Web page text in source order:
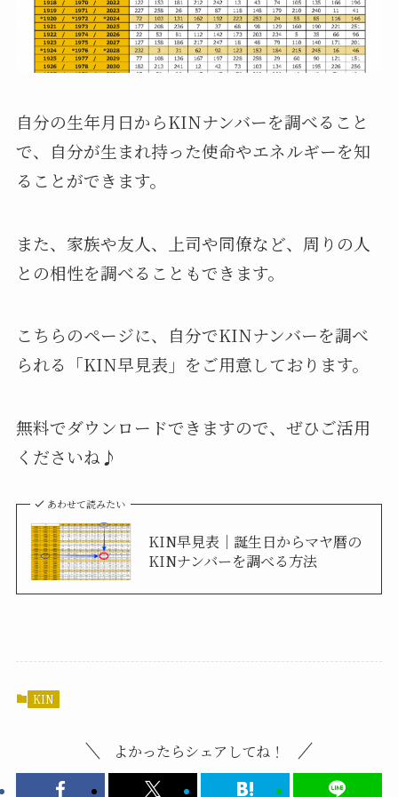
自分の生年月日からKINナンバーを調べること
で、自分が生まれ持った使命やエネルギーを知
ることができます。
また、家族や友人、上司や同僚など、周りの人
との相性を調べることもできます。
こちらのページに、自分でKINナンバーを調べ
られる「KIN早見表」をご用意しております。
無料でダウンロードできますので、ぜひご活用
くださいね♪
あわせて読みたい
KIN早見表｜誕生日からマヤ暦の
KINナンバーを調べる方法
KIN
よかったらシェアしてね！